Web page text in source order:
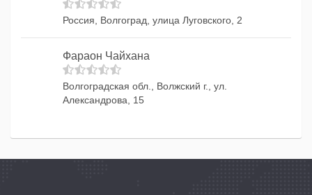
Россия, Волгоград, улица Луговского, 2
Фараон Чайхана
Волгоградская обл., Волжский г., ул.
Александрова, 15